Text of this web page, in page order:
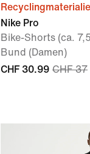
Nike Pro
Bike-Shorts (ca.
Bund (Damen)
CHF 30.99 CHF 37